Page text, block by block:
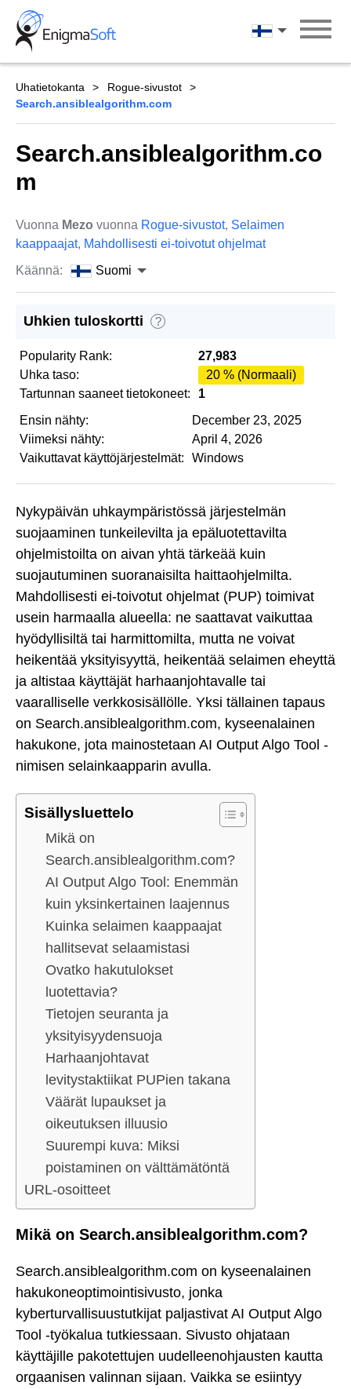
Skip
content
Suomi
Uhatietokanta
Rogue-sivustot
Search.ansiblealgorithm.com
Search.ansiblealgorithm.co
m
Vuonna Mezo vuonna Rogue-sivustot, Selaimen
kaappaajat, Mahdollisesti ei-toivotut ohjelmat
Käännä:
Suomi
Uhkien tuloskortti ?
Popularity Rank:
27,983
Uhka taso:
20 % (Normaali)
Tartunnan saaneet tietokoneet:
1
Ensin nähty:
December 23, 2025
Viimeksi nähty:
April 4, 2026
Vaikuttavat käyttöjärjestelmät:
Windows
Nykypäivän uhkaympäristössä järjestelmän
suojaaminen tunkeilevilta ja epäluotettavilta
ohjelmistoilta on aivan yhtä tärkeää kuin
suojautuminen suoranaisilta haittaohjelmilta.
Mahdollisesti ei-toivotut ohjelmat (PUP) toimivat
usein harmaalla alueella: ne saattavat vaikuttaa
hyödyllisiltä tai harmittomilta, mutta ne voivat
heikentää yksityisyyttä, heikentää selaimen eheyttä
ja altistaa käyttäjät harhaanjohtavalle tai
vaaralliselle verkkosisällölle. Yksi tällainen tapaus
on Search.ansiblealgorithm.com, kyseenalainen
hakukone, jota mainostetaan AI Output Algo Tool -
nimisen selainkaapparin avulla.
Sisällysluettelo
Mikä on
Search.ansiblealgorithm.com?
AI Output Algo Tool: Enemmän
kuin yksinkertainen laajennus
Kuinka selaimen kaappaajat
hallitsevat selaamistasi
Ovatko hakutulokset
luotettavia?
Tietojen seuranta ja
yksityisyydensuoja
Harhaanjohtavat
levitystaktiikat PUPien takana
Väärät lupaukset ja
oikeutuksen illuusio
Suurempi kuva: Miksi
poistaminen on välttämätöntä
URL-osoitteet
Mikä on Search.ansiblealgorithm.com?
Search.ansiblealgorithm.com on kyseenalainen
hakukoneoptimointisivusto, jonka
kyberturvallisuustutkijat paljastivat AI Output Algo
Tool -työkalua tutkiessaan. Sivusto ohjataan
käyttäjille pakotettujen uudelleenohjausten kautta
orgaanisen valinnan sijaan. Vaikka se esiintyy